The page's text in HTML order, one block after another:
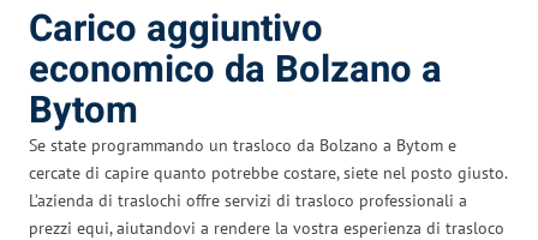
Carico aggiuntivo
economico da Bolzano a
Bytom
Se state programmando un trasloco da Bolzano a Bytom e
cercate di capire quanto potrebbe costare, siete nel posto giusto.
L’azienda di traslochi offre servizi di trasloco professionali a
prezzi equi, aiutandovi a rendere la vostra esperienza di trasloco